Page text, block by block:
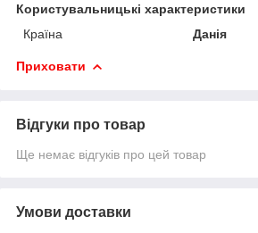
Користувальницькі характеристики
Країна
Данія
Приховати
Відгуки про товар
Ще немає відгуків про цей товар
Умови доставки